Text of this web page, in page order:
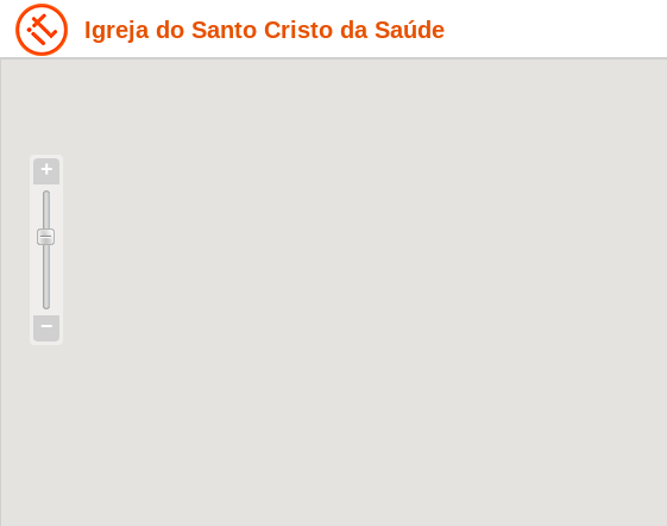
Igreja do Santo Cristo da Saúde
+
−